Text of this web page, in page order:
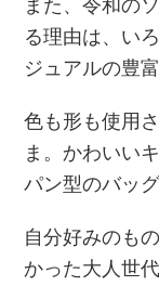
る理由は、い
ジュアルの豊
色も形も使用
ま。かわいい
パン型のバッ
自分好みのも
かった大人世